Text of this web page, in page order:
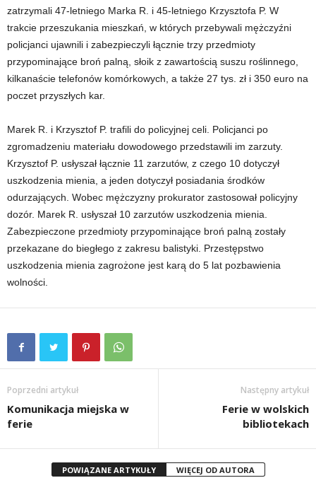
zatrzymali 47-letniego Marka R. i 45-letniego Krzysztofa P. W
trakcie przeszukania mieszkań, w których przebywali mężczyźni
policjanci ujawnili i zabezpieczyli łącznie trzy przedmioty
przypominające broń palną, słoik z zawartością suszu roślinnego,
kilkanaście telefonów komórkowych, a także 27 tys. zł i 350 euro na
poczet przyszłych kar.
Marek R. i Krzysztof P. trafili do policyjnej celi. Policjanci po
zgromadzeniu materiału dowodowego przedstawili im zarzuty.
Krzysztof P. usłyszał łącznie 11 zarzutów, z czego 10 dotyczył
uszkodzenia mienia, a jeden dotyczył posiadania środków
odurzających. Wobec mężczyzny prokurator zastosował policyjny
dozór. Marek R. usłyszał 10 zarzutów uszkodzenia mienia.
Zabezpieczone przedmioty przypominające broń palną zostały
przekazane do biegłego z zakresu balistyki. Przestępstwo
uszkodzenia mienia zagrożone jest karą do 5 lat pozbawienia
wolności.
Poprzedni artykuł
Komunikacja miejska w
ferie
Następny artykuł
Ferie w wolskich
bibliotekach
POWIĄZANE ARTYKUŁY WIĘCEJ OD AUTORA